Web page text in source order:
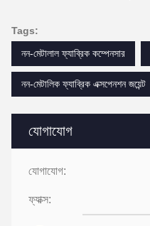
যোগাযোগ
যোগাযোগ:
ফ্যাক্স:
Tags:
নন-মেটালাল ফ্যাব্রিক কম্পেনসার
নন-মেটালিক ফ্যাব্রিক এক্সপেনশন জয়েন্ট